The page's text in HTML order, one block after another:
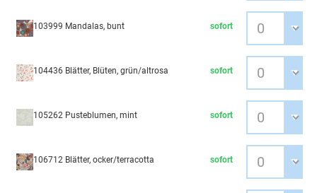
103999 Mandalas, bunt sofort
104436 Blätter, Blüten, grün/altrosa sofort
105262 Pusteblumen, mint sofort
106712 Blätter, ocker/terracotta sofort